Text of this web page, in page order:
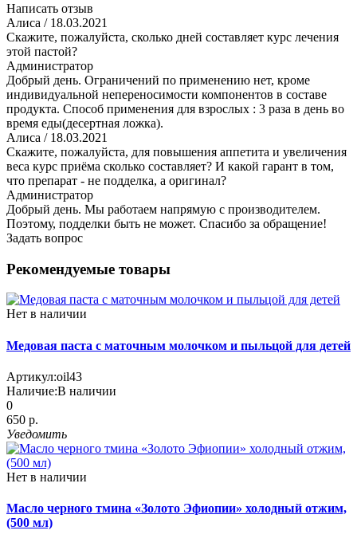
Написать отзыв
Алиса / 18.03.2021
Скажите, пожалуйста, сколько дней составляет курс лечения
этой пастой?
Администратор
Добрый день. Ограничений по применению нет, кроме
индивидуальной непереносимости компонентов в составе
продукта. Способ применения для взрослых : 3 раза в день во
время еды(десертная ложка).
Алиса / 18.03.2021
Скажите, пожалуйста, для повышения аппетита и увеличения
веса курс приёма сколько составляет? И какой гарант в том,
что препарат - не подделка, а оригинал?
Администратор
Добрый день. Мы работаем напрямую с производителем.
Поэтому, подделки быть не может. Спасибо за обращение!
Задать вопрос
Рекомендуемые товары
Нет в наличии
Медовая паста с маточным молочком и пыльцой для детей
Артикул:oil43
Наличие:В наличии
0
650 р.
Уведомить
Нет в наличии
Масло черного тмина «Золото Эфиопии» холодный отжим,
(500 мл)